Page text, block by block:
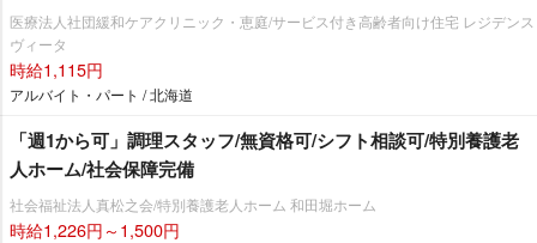
医療法人社団緩和ケアクリニック・恵庭/サービス付き高齢者向け住宅 レジデンス
ヴィータ
時給1,115円
アルバイト・パート / 北海道
「週1から可」調理スタッフ/無資格可/シフト相談可/特別養護老
人ホーム/社会保障完備
社会福祉法人真松之会/特別養護老人ホーム 和田堀ホーム
時給1,226円～1,500円